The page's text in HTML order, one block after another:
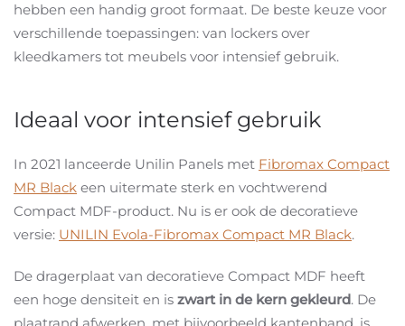
hebben een handig groot formaat. De beste keuze voor
verschillende toepassingen: van lockers over
kleedkamers tot meubels voor intensief gebruik.
Ideaal voor intensief gebruik
In 2021 lanceerde Unilin Panels met Fibromax Compact
MR Black een uitermate sterk en vochtwerend
Compact MDF-product. Nu is er ook de decoratieve
versie: UNILIN Evola-Fibromax Compact MR Black.
De dragerplaat van decoratieve Compact MDF heeft
een hoge densiteit en is zwart in de kern gekleurd. De